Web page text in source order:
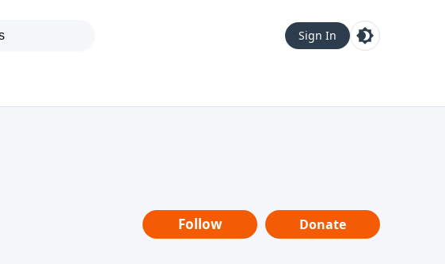
Sign In
Follow Donate